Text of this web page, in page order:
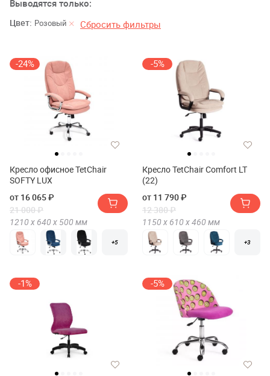
Выводятся только:
Цвет: Розовый Сбросить фильтры
-24%
Кресло офисное TetChair
SOFTY LUX
от 16 065 ₽
21 000 ₽
1210 х 640 х 500 мм
+5
-5%
Кресло TetChair Comfort LT
(22)
от 11 790 ₽
12 380 ₽
1150 х 610 х460 мм
+3
-1% -5%